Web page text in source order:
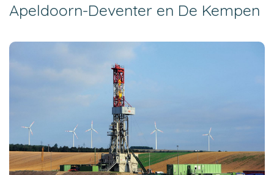
Apeldoorn-Deventer en De Kempen